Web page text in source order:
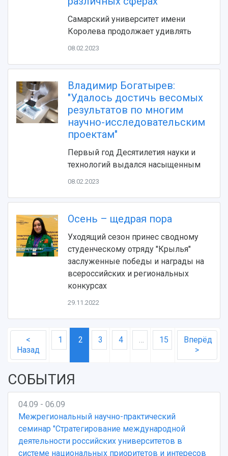
Устойчивое развитие
3D-тур по университету
Музеи
Центр истории авиационных двигателей
Ботанический сад
Умный дом бабочек
Международный межвузовский кампус
Официальные документы
Видеолекции
Противодействие COVID-19
деятельности
Журналы Самарского университета
Научные конференции
Отчеты о проведенных конференциях
Самарский университет имени
Королева продолжает удивлять
08.02.2023
Владимир Богатырев:
"Удалось достичь весомых
результатов по многим
научно-исследовательским
проектам"
Первый год Десятилетия науки и
технологий выдался насыщенным
08.02.2023
Осень – щедрая пора
Уходящий сезон принес сводному
студенческому отряду "Крылья"
заслуженные победы и награды на
всероссийских и региональных
конкурсах
29.11.2022
<
Назад
1 2 3 4 … 15
Вперёд
>
СОБЫТИЯ
04.09 - 06.09
Межрегиональный научно-практический
семинар "Стратегирование международной
деятельности российских университетов в
системе национальных приоритетов и интересов